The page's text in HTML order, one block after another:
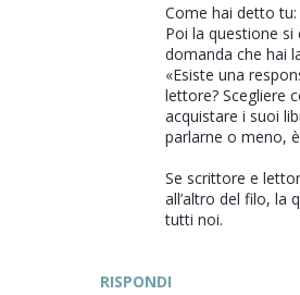
RISPONDI
Come hai detto
Poi la questione
domanda che hai
«Esiste una
lettore? Scegliere
acquistare i suoi
parlarne o meno,
Se scrittore e
all’altro del filo, la
tutti noi.